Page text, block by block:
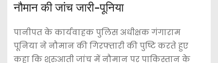
नौमान की जांच जारी-पूनिया
पानीपत के कार्यवाहक पुलिस अधीक्षक गंगाराम
पूनिया ने नौमान की गिरफ्तारी की पुष्टि करते हुए
कहा कि शुरुआती जांच में नौमान पर पाकिस्तान के